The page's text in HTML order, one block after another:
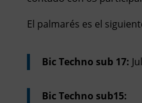
El palmarés es el
Bic Techno sub 17:
Bic Techno sub15: